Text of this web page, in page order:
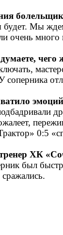
будет. Мы
очень
чего
соперника
0:5
ХК
был